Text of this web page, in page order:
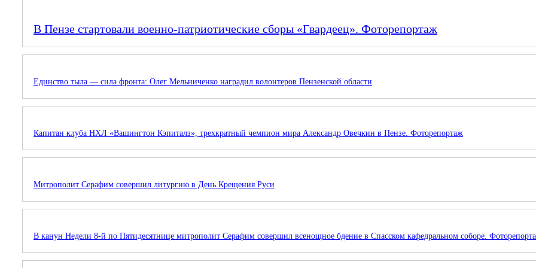
В Пензе стартовали военно-патриотические сборы «Гвардеец». Фоторепортаж
Единство тыла — сила фронта: Олег Мельниченко наградил волонтеров Пензенской области
Капитан клуба НХЛ «Вашингтон Кэпиталз», трехкратный чемпион мира Александр Овечкин в Пензе. Фоторепортаж
Митрополит Серафим совершил литургию в День Крещения Руси
В канун Недели 8-й по Пятидесятнице митрополит Серафим совершил всенощное бдение в Спасском кафедральном соборе.